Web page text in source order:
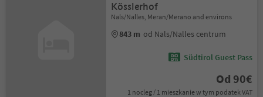
Kösslerhof
Nals/Nalles, Meran/Merano and environs
843 m od Nals/Nalles centrum
Südtirol Guest Pass
Od 90€
1 nocleg / 1 mieszkanie w tym podatek VAT